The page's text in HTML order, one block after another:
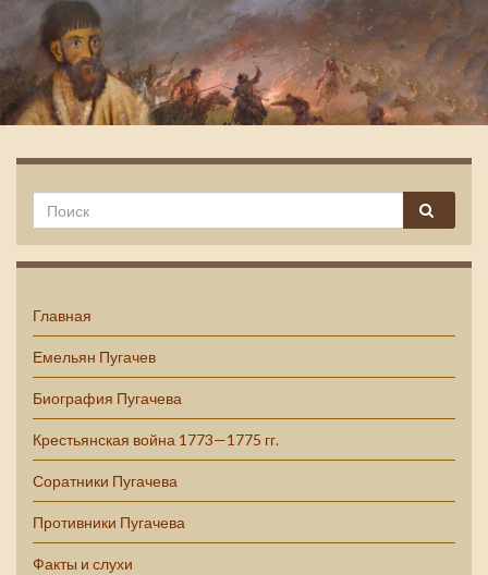
Емельян Пугачев
Главная
Емельян Пугачев
Биография Пугачева
Крестьянская война 1773—1775 гг.
Соратники Пугачева
Противники Пугачева
Факты и слухи